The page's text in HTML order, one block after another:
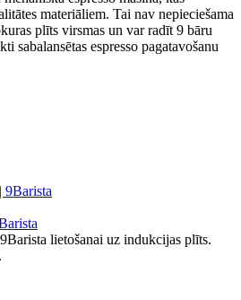
materiāliem. Tai nav nepieciešama
plīts virsmas un var radīt 9 bāru
sabalansētas espresso pagatavošanu
lietošanai uz indukcijas plīts.